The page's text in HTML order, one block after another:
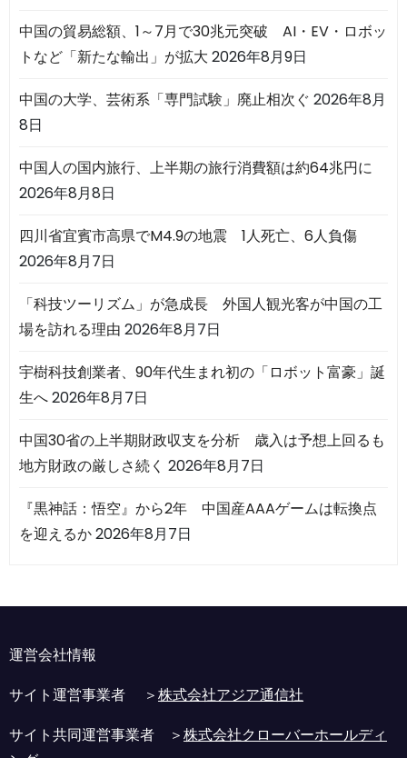
中国の貿易総額、1～7月で30兆元突破 AI・EV・ロボッ
トなど「新たな輸出」が拡大 2026年8月9日
中国の大学、芸術系「専門試験」廃止相次ぐ 2026年8月
8日
中国人の国内旅行、上半期の旅行消費額は約64兆円に
2026年8月8日
四川省宜賓市高県でM4.9の地震 1人死亡、6人負傷
2026年8月7日
「科技ツーリズム」が急成長 外国人観光客が中国の工
場を訪れる理由 2026年8月7日
宇樹科技創業者、90年代生まれ初の「ロボット富豪」誕
生へ2026年8月7日
中国30省の上半期財政収支を分析 歳入は予想上回るも
地方財政の厳しさ続く 2026年8月7日
『黒神話：悟空』から2年 中国産AAAゲームは転換点
を迎えるか2026年8月7日
運営会社情報
サイト運営事業者 ＞株式会社アジア通信社
サイト共同運営事業者 ＞株式会社クローバーホールディ